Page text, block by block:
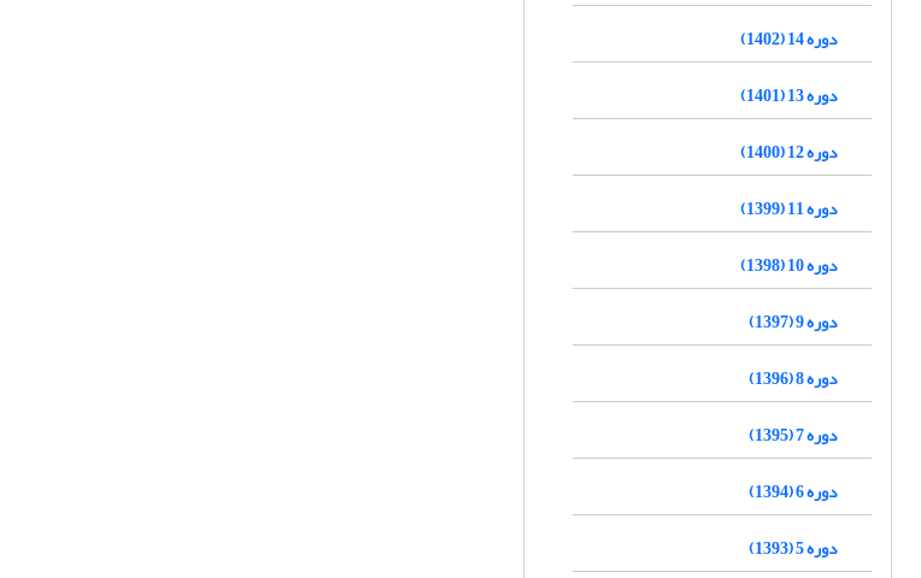
دوره 14 (1402)
دوره 13 (1401)
دوره 12 (1400)
دوره 11 (1399)
دوره 10 (1398)
دوره 9 (1397)
دوره 8 (1396)
دوره 7 (1395)
دوره 6 (1394)
دوره 5 (1393)